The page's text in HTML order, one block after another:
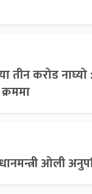
करोड नाघ्यो
ओली